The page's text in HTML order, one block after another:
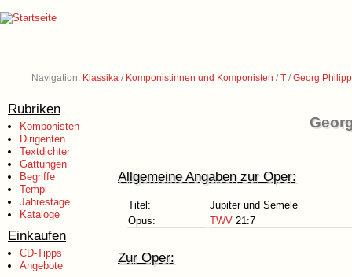
Navigation: Klassika / Komponistinnen und Komponisten /T /Georg
Rubriken
Komponisten
Dirigenten
Textdichter
Gattungen
Begriffe
Tempi
Jahrestage
Kataloge
Einkaufen
CD-Tipps
Angebote
Allgemeine Angaben zur Oper:
Titel:
Jupiter und Semele
Opus:
TWV 21:7
Zur Oper: